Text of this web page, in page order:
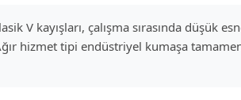
kayışları, çalışma sırasında düşük
hizmet tipi endüstriyel kumaşa tamamen